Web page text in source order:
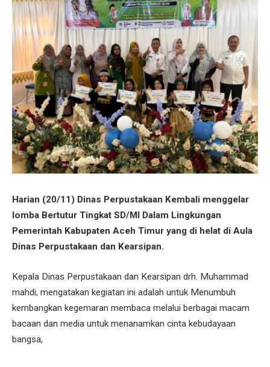
Harian (20/11) Dinas Perpustakaan Kembali menggelar
lomba Bertutur Tingkat SD/MI Dalam Lingkungan
Pemerintah Kabupaten Aceh Timur yang di helat di Aula
Dinas Perpustakaan dan Kearsipan.
Kepala Dinas Perpustakaan dan Kearsipan drh. Muhammad
mahdi, mengatakan kegiatan ini adalah untuk Menumbuh
kembangkan kegemaran membaca melalui berbagai macam
bacaan dan media untuk menanamkan cinta kebudayaan
bangsa,